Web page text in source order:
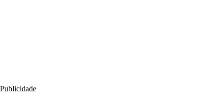
Publicidade